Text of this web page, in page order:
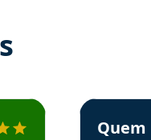
Concursos em
Estudante
Quem